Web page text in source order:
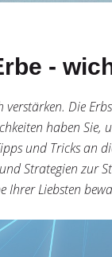
-
Die
haben Sie,
und Tricks an
Strategien zur
Ihrer Liebsten